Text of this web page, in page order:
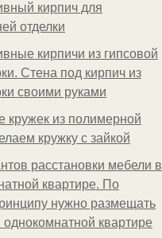
кирпич для
отделки
кирпичи из гипсовой
Стена под кирпич из
своими руками
кружек из полимерной
кружку с зайкой
расстановки мебели в
квартире. По
нужно размещать
однокомнатной квартире